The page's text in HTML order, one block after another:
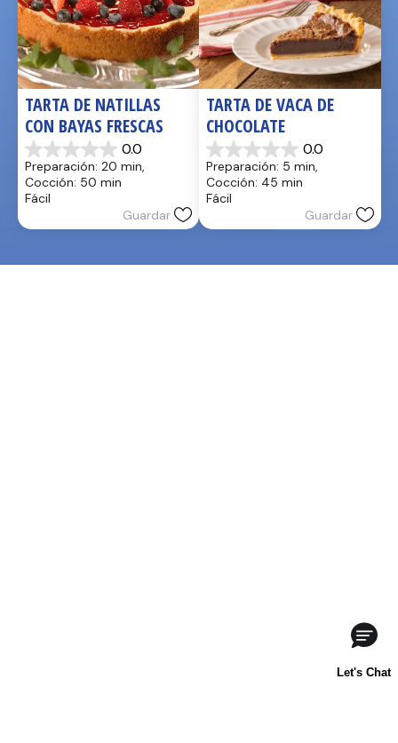
TARTA DE NATILLAS
CON BAYAS FRESCAS
0.0
0.0
de
5
estrellas.
Preparación: 20 min,
Cocción: 50 min
Fácil
Guardar
TARTA DE VACA DE
CHOCOLATE
0.0
0.0
de
5
estrellas.
Preparación: 5 min,
Cocción: 45 min
Fácil
Guardar